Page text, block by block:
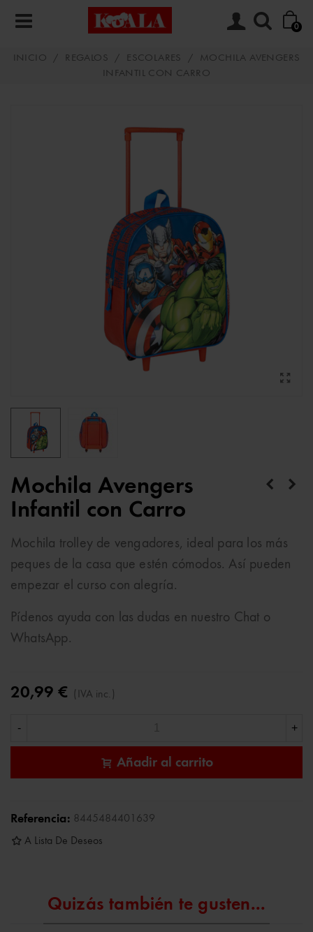
0
INICIO / REGALOS / ESCOLARES /
MOCHILA AVENGERS
INFANTIL CON CARRO
Mochila Avengers
Infantil con Carro
Mochila trolley de vengadores, ideal para los más
peques de la casa que estén cómodos. Así pueden
empezar el curso con alegría.
Pídenos ayuda con las dudas en nuestro Chat o
WhatsApp.
20,99 € (IVA inc.)
- +
Añadir al carrito
Referencia: 8445484401639
A Lista De Deseos
Quizás también te gusten...